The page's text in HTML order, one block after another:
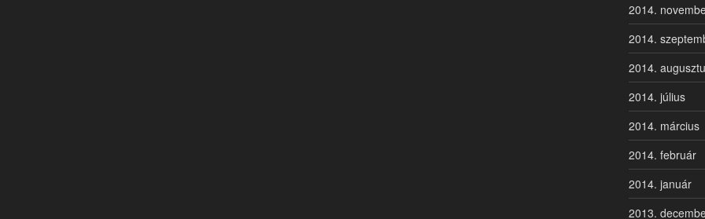
2014.
2014.
2014.
2014. július
2014. március
2014. február
2014. január
2013.